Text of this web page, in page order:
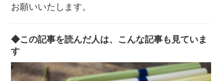
お願いいたします。
◆この記事を読んだ人は、こんな記事も見ていま
す